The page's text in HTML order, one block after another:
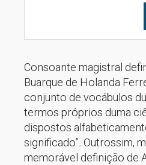
Consoante magistral
Buarque de Holanda
conjunto de vocábulos
termos próprios duma
dispostos
significado”. Outrossim,
memorável definição de